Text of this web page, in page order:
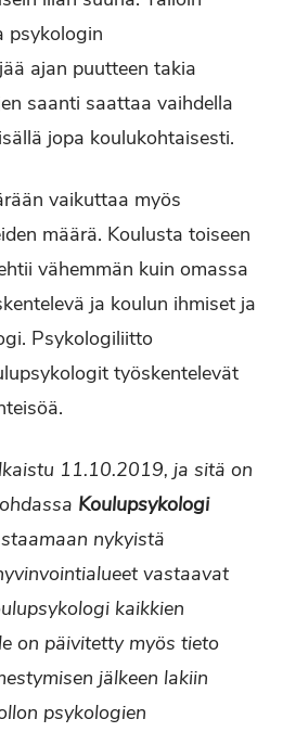
psykologin
ajan puutteen takia
saanti saattaa vaihdella
jopa koulukohtaisesti.
vaikuttaa myös
määrä. Koulusta toiseen
vähemmän kuin omassa
ja koulun ihmiset ja
Psykologiliitto
työskentelevät
11.10.2019, ja sitä on
Koulupsykologi
nykyistä
vastaavat
kaikkien
on päivitetty myös tieto
jälkeen lakiin
psykologien